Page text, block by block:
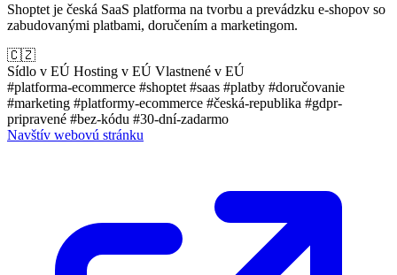
Shoptet je česká SaaS platforma na tvorbu a prevádzku e-shopov so
zabudovanými platbami, doručením a marketingom.
🇨🇿
Sídlo v EÚ Hosting v EÚ Vlastnené v EÚ
#platforma-ecommerce #shoptet #saas #platby #doručovanie
#marketing #platformy-ecommerce #česká-republika #gdpr-
pripravené #bez-kódu #30-dní-zadarmo
Navštív webovú stránku